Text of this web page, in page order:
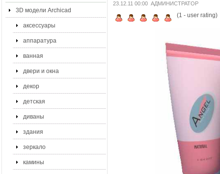
3D модели Archicad
аксессуары
аппаратура
ванная
двери и окна
декор
детская
диваны
здания
зеркало
камины
23.12.11 00:00 АДМИНИСТРАТОР
(1 - user rating)